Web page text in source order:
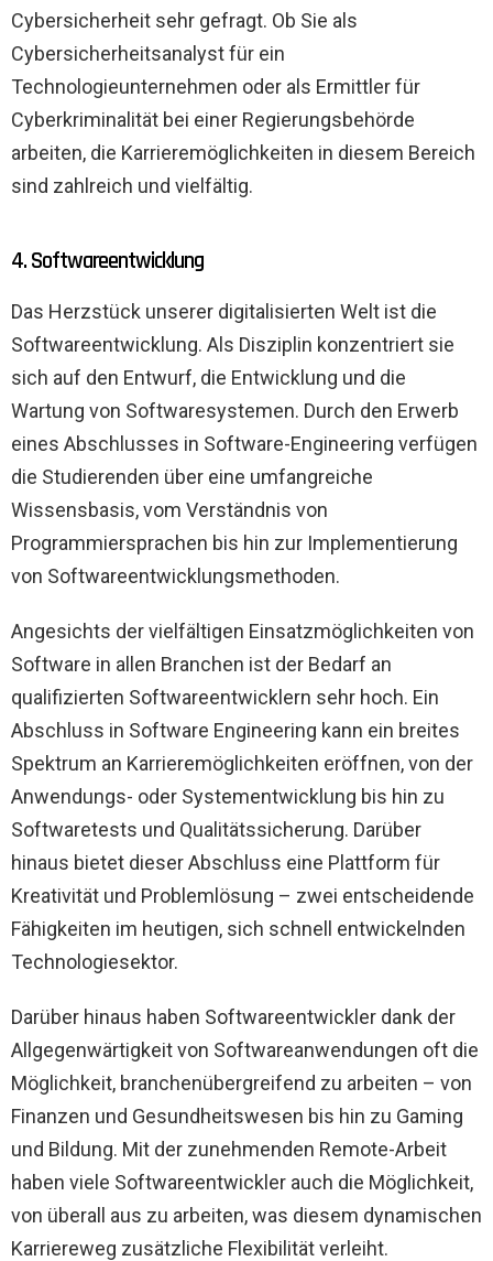
Cybersicherheit sehr gefragt. Ob Sie als
Cybersicherheitsanalyst für ein
Technologieunternehmen oder als Ermittler für
Cyberkriminalität bei einer Regierungsbehörde
arbeiten, die Karrieremöglichkeiten in diesem Bereich
sind zahlreich und vielfältig.
4. Softwareentwicklung
Das Herzstück unserer digitalisierten Welt ist die
Softwareentwicklung. Als Disziplin konzentriert sie
sich auf den Entwurf, die Entwicklung und die
Wartung von Softwaresystemen. Durch den Erwerb
eines Abschlusses in Software-Engineering verfügen
die Studierenden über eine umfangreiche
Wissensbasis, vom Verständnis von
Programmiersprachen bis hin zur Implementierung
von Softwareentwicklungsmethoden.
Angesichts der vielfältigen Einsatzmöglichkeiten von
Software in allen Branchen ist der Bedarf an
qualifizierten Softwareentwicklern sehr hoch. Ein
Abschluss in Software Engineering kann ein breites
Spektrum an Karrieremöglichkeiten eröffnen, von der
Anwendungs- oder Systementwicklung bis hin zu
Softwaretests und Qualitätssicherung. Darüber
hinaus bietet dieser Abschluss eine Plattform für
Kreativität und Problemlösung – zwei entscheidende
Fähigkeiten im heutigen, sich schnell entwickelnden
Technologiesektor.
Darüber hinaus haben Softwareentwickler dank der
Allgegenwärtigkeit von Softwareanwendungen oft die
Möglichkeit, branchenübergreifend zu arbeiten – von
Finanzen und Gesundheitswesen bis hin zu Gaming
und Bildung. Mit der zunehmenden Remote-Arbeit
haben viele Softwareentwickler auch die Möglichkeit,
von überall aus zu arbeiten, was diesem dynamischen
Karriereweg zusätzliche Flexibilität verleiht.